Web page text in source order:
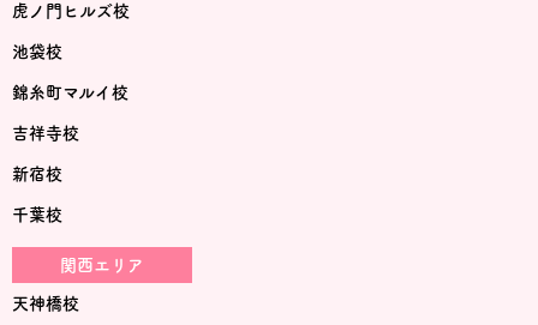
虎ノ門ヒルズ校
池袋校
錦糸町マルイ校
吉祥寺校
新宿校
千葉校
関西エリア
天神橋校